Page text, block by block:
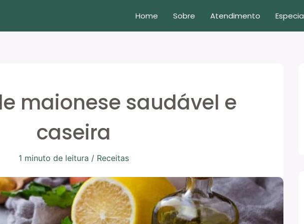
Home Sobre Atendimento
maionese saudável e
caseira
1 minuto de leitura / Receitas